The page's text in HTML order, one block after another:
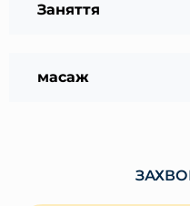
Заняття
масаж